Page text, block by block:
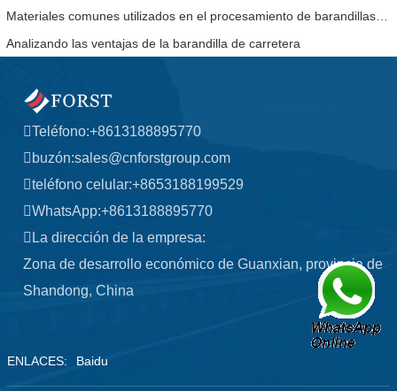
Analizando las ventajas de la barandilla de carretera
Teléfono:+8613188895770
buzón:sales@cnforstgroup.com
teléfono celular:+8653188199529
WhatsApp:+8613188895770
La dirección de la empresa:
Zona de desarrollo económico de Guanxian, provincia de
Shandong, China
ENLACES: Baidu